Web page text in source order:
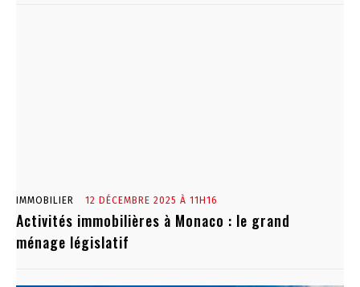
IMMOBILIER 12 DÉCEMBRE 2025 À 11H16
Activités immobilières à Monaco : le grand
ménage législatif